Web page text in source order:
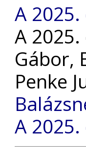
A
A
Gábor,
Penke
A